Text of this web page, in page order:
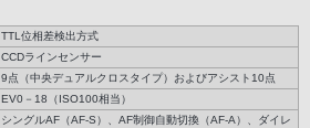
TTL位相差検出方式
CCDラインセンサー
9点（中央デュアルクロスタイプ）およびアシスト10点
EV0－18（ISO100相当）
シングルAF（AF-S）、AF制御自動切換（AF-A）、ダイレ